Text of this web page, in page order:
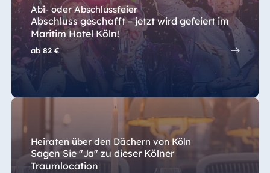
Abi- oder Abschlussfeier
Abschluss geschafft – jetzt wird gefeiert im
Maritim Hotel Köln!
ab82 €
Heiraten über den Dächern von Köln
Sagen Sie "Ja" zu dieser Kölner
Traumlocation